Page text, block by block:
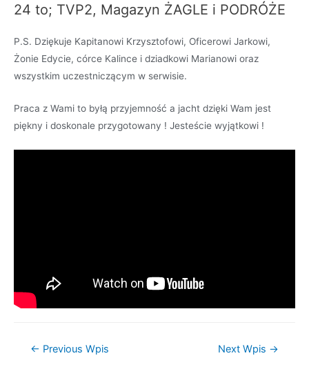
24 to; TVP2, Magazyn ŻAGLE i PODRÓŻE
P.S. Dziękuje Kapitanowi Krzysztofowi, Oficerowi Jarkowi,
Żonie Edycie, córce Kalince i dziadkowi Marianowi oraz
wszystkim uczestniczącym w serwisie.
Praca z Wami to byłą przyjemność a jacht dzięki Wam jest
piękny i doskonale przygotowany ! Jesteście wyjątkowi !
← Previous Wpis Next Wpis →